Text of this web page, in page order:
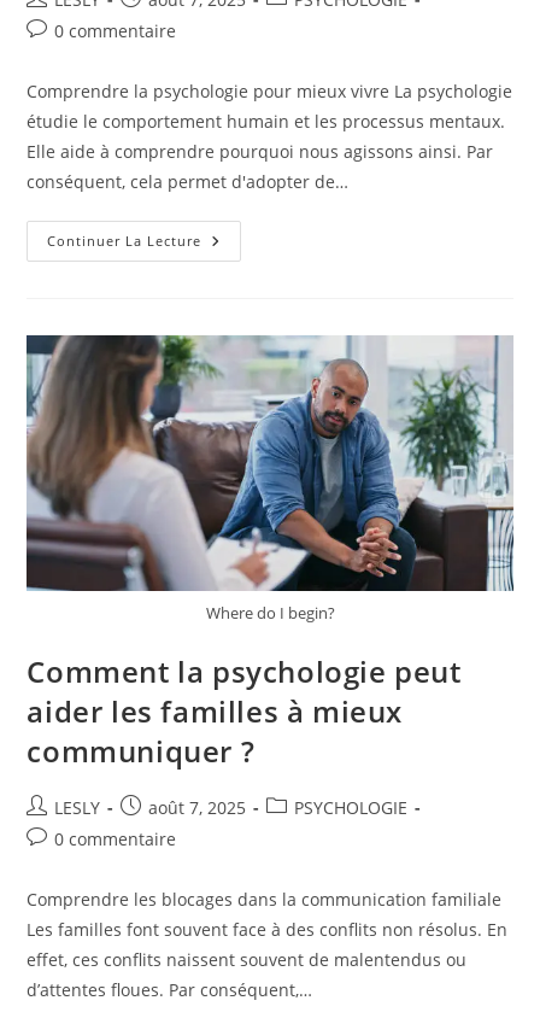
de
publiée :
Commentaires
publication :
0 commentaire
Comprendre la psychologie pour mieux vivre La psychologie
étudie le comportement humain et les processus mentaux.
Elle aide à comprendre pourquoi nous agissons ainsi. Par
conséquent, cela permet d'adopter de…
Continuer La Lecture Comment
La
Notre
Bien-
Être
Quotidien
?
Where do I begin?
Comment la psychologie peut
aider les familles à mieux
communiquer ?
Auteur/autrice
de
LESLY
Publication
publiée :
août 7, 2025
PostPSYCHOLOGIE
Commentaires
la
publication :
0 commentaire
Comprendre les blocages dans la communication familiale
Les familles font souvent face à des conflits non résolus. En
effet, ces conflits naissent souvent de malentendus ou
d’attentes floues. Par conséquent,…